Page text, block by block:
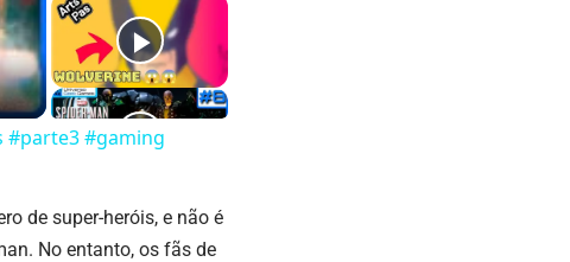
#parte3 #gaming
de super-heróis, e não é
No entanto, os fãs de